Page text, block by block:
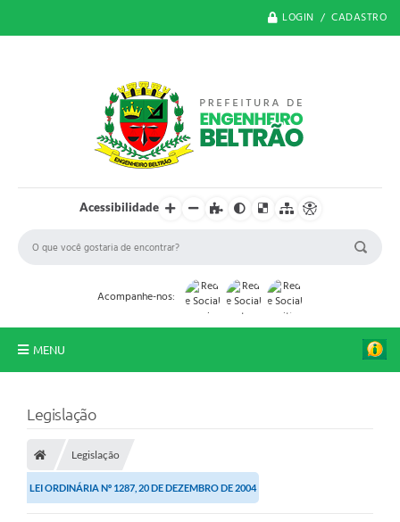
LOGIN / CADASTRO
Acessibilidade
Acompanhe-nos:
MENU
Transparência
Legislação
Editais
Legislação
Legislação
LEI ORDINÁRIA Nº 1287, 20 DE DEZEMBRO DE 2004